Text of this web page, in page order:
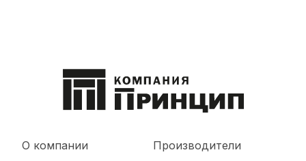
О компании Производители